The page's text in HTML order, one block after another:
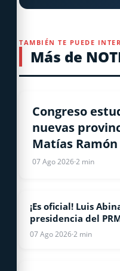
TAMBIÉN TE PUEDE
Más de
Congreso
nuevas
Matías
07 Ago 2026·2 min
NACIONALES
¡Es oficial! Luis
presidencia del
07 Ago 2026·2 min